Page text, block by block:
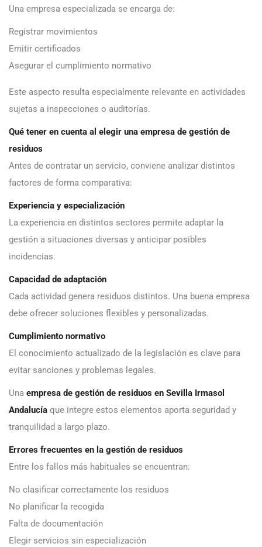
Una empresa especializada se encarga de:
Registrar movimientos
Emitir certificados
Asegurar el cumplimiento normativo
Este aspecto resulta especialmente relevante en actividades
sujetas a inspecciones o auditorías.
Qué tener en cuenta al elegir una empresa de gestión de
residuos
Antes de contratar un servicio, conviene analizar distintos
factores de forma comparativa:
Experiencia y especialización
La experiencia en distintos sectores permite adaptar la
gestión a situaciones diversas y anticipar posibles
incidencias.
Capacidad de adaptación
Cada actividad genera residuos distintos. Una buena empresa
debe ofrecer soluciones flexibles y personalizadas.
Cumplimiento normativo
El conocimiento actualizado de la legislación es clave para
evitar sanciones y problemas legales.
Una empresa de gestión de residuos en Sevilla Irmasol
Andalucía que integre estos elementos aporta seguridad y
tranquilidad a largo plazo.
Errores frecuentes en la gestión de residuos
Entre los fallos más habituales se encuentran:
No clasificar correctamente los residuos
No planificar la recogida
Falta de documentación
Elegir servicios sin especialización